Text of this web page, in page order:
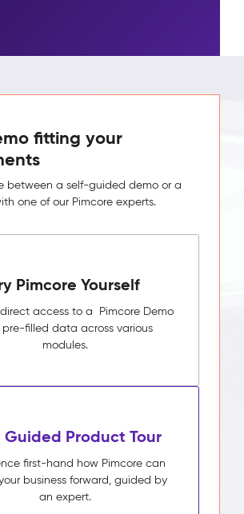
fitting your
between a self-guided demo or a
one of our Pimcore experts.
Pimcore Yourself
access to a Pimcore Demo
filled data across various
modules.
Guided Product Tour
first-hand how Pimcore can
business forward, guided by
an expert.